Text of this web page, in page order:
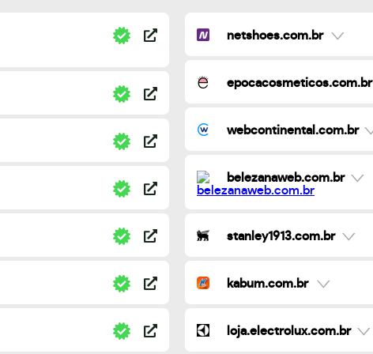
netshoes.com.br
epocacosmeticos.com.br
webcontinental.com.br
belezanaweb.com.br
stanley1913.com.br
kabum.com.br
loja.electrolux.com.br